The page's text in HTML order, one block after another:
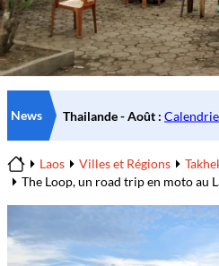
News
Home
Laos Villes et Régions
The Loop, un road trip en moto au